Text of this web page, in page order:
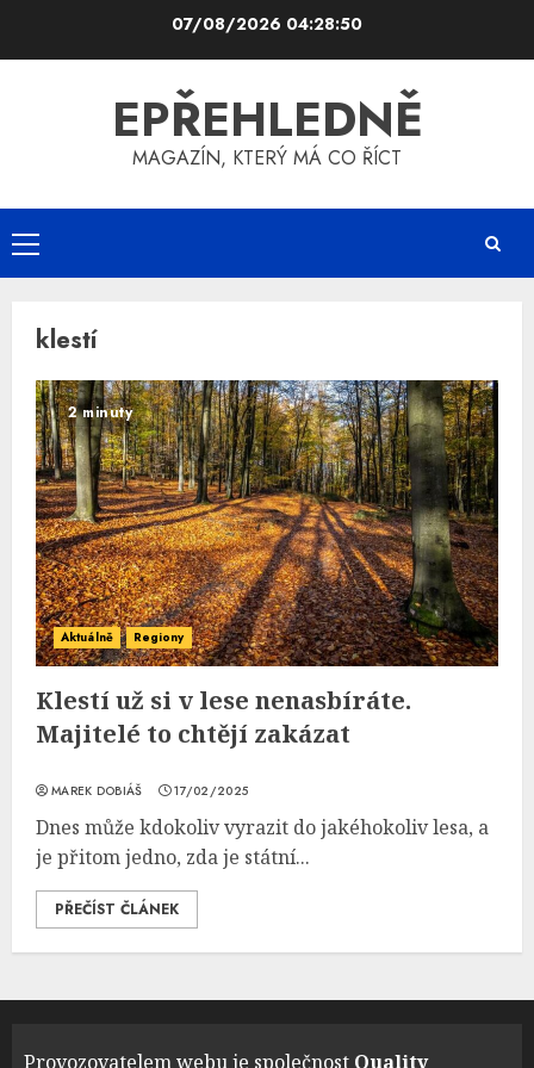
07/08/2026 04:28:50
EPŘEHLEDNĚ
MAGAZÍN, KTERÝ MÁ CO ŘÍCT
Primary
Menu
klestí
2 minuty
Aktuálně Regiony
Klestí už si v lese nenasbíráte.
Majitelé to chtějí zakázat
MAREK DOBIÁŠ 17/02/2025
Dnes může kdokoliv vyrazit do jakéhokoliv lesa, a
je přitom jedno, zda je státní...
PŘEČÍST ČLÁNEK
Provozovatelem webu je společnost Quality